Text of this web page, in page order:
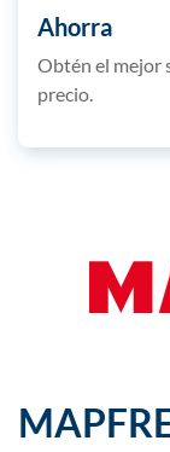
Ahorra
Obtén el mejor
precio.